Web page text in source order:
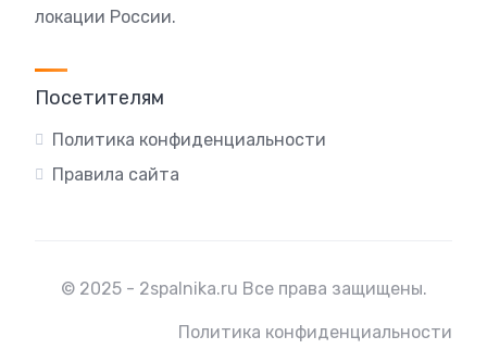
локации России.
Посетителям
Политика конфиденциальности
Правила сайта
© 2025 - 2spalnika.ru Все права защищены.
Политика конфиденциальности